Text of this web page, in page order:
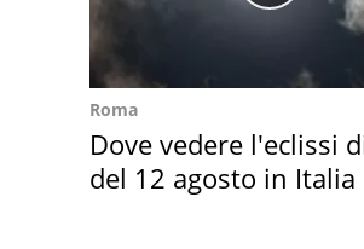
Roma
Dove vedere l'eclissi
del 12 agosto in Italia